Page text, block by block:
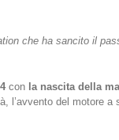
che ha sancito il
con la nascita della
l’avvento del motore